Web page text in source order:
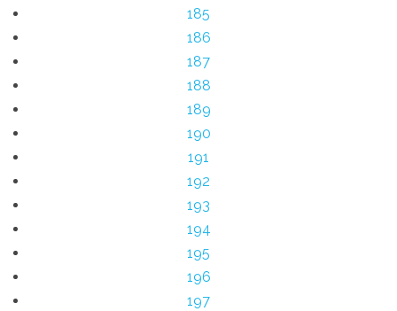
185
186
187
188
189
190
191
192
193
194
195
196
197